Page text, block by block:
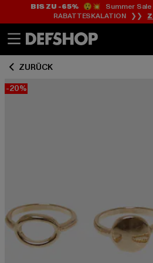
Zum
Zum
BIS ZU -65%😲💥 Summer
RABATTESKALATION ❯❯
ZURÜCK
-20%